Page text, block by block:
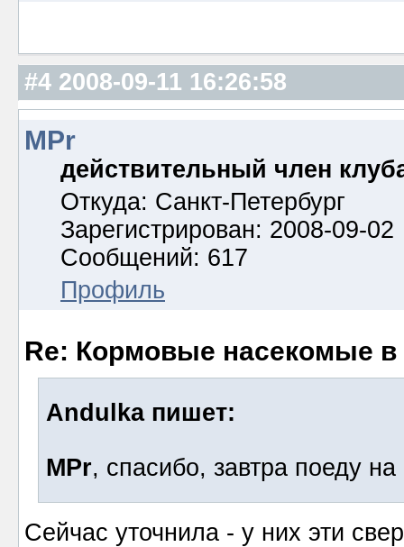
#4 2008-09-11 16:26:58
MPr
действительный член
Откуда: Санкт-Петербург
Зарегистрирован: 2008-09-02
Сообщений: 617
Профиль
Re: Кормовые насекомые в
Andulka пишет:
MPr, спасибо, завтра поеду
Сейчас уточнила - у них эти